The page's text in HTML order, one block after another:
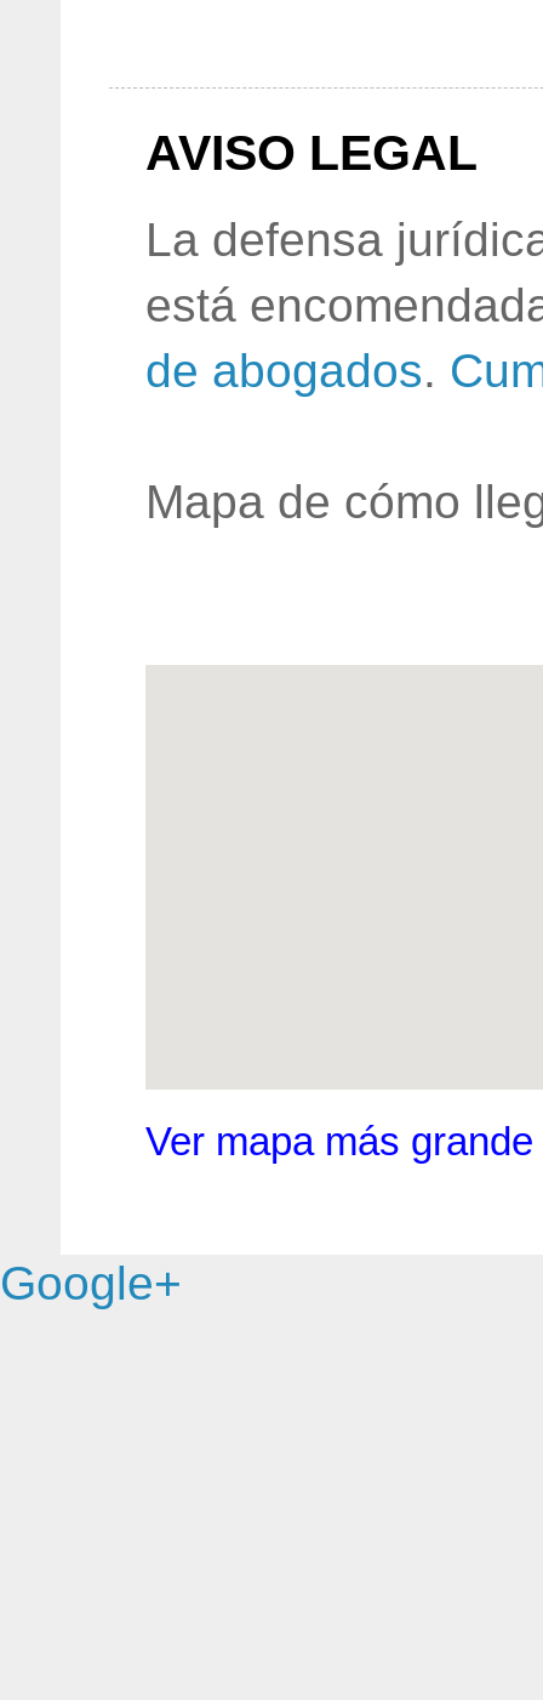
AVISO LEGAL
La defensa
está
de abogados.
Mapa de cómo
Ver mapa más grande
Google+